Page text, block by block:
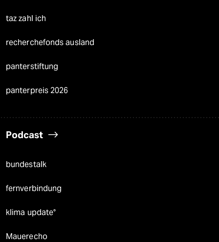
taz zahl ich
recherchefonds ausland
panterstiftung
panterpreis 2026
Podcast
bundestalk
fernverbindung
klima update°
Mauerecho